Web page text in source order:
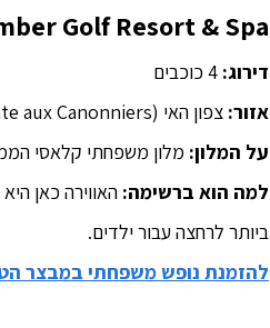
Golf Resort & Spa
דירוג:
אזור: צפון האי (Pointe aux Canonniers)
על המלון: מלון משפחתי קלאסי
למה הוא ברשימה: האווירה כאן
ביותר לרחצה עבור ילדים.
להזמנת נופש משפחתי במבצר